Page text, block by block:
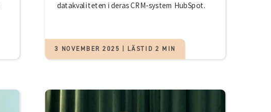
datakvaliteten i deras CRM-system HubSpot.
3 NOVEMBER 2025 | LÄSTID 2 MIN